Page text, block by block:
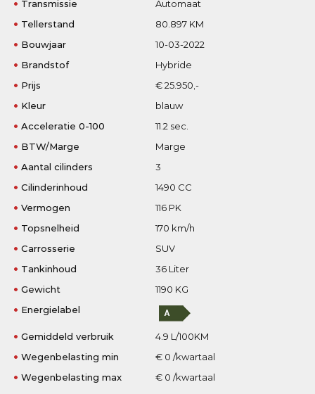
Transmissie
Automaat
Tellerstand
80.897 KM
Bouwjaar
10-03-2022
Brandstof
Hybride
Prijs
€ 25.950,-
Kleur
blauw
Acceleratie 0-100
11.2 sec.
BTW/Marge
Marge
Aantal cilinders
3
Cilinderinhoud
1490 CC
Vermogen
116 PK
Topsnelheid
170 km/h
Carrosserie
SUV
Tankinhoud
36 Liter
Gewicht
1190 KG
Energielabel
Gemiddeld verbruik
4.9 L/100KM
Wegenbelasting min
€ 0 /kwartaal
Wegenbelasting max
€ 0 /kwartaal